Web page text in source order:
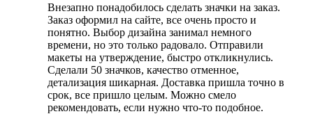
Внезапно понадобилось сделать значки на заказ.
Заказ оформил на сайте, все очень просто и
понятно. Выбор дизайна занимал немного
времени, но это только радовало. Отправили
макеты на утверждение, быстро откликнулись.
Сделали 50 значков, качество отменное,
детализация шикарная. Доставка пришла точно в
срок, все пришло целым. Можно смело
рекомендовать, если нужно что-то подобное.